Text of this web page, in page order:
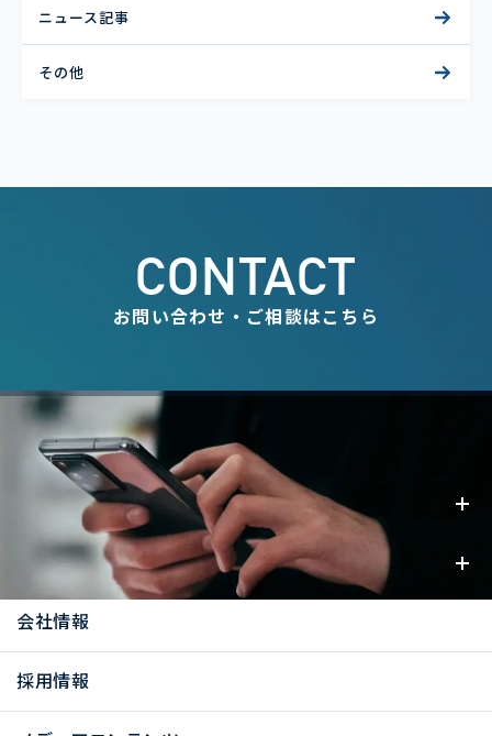
ニュース記事
その他
CONTACT
お問い合わせ・ご相談はこちら
事業内容
お知らせ
会社情報
採用情報